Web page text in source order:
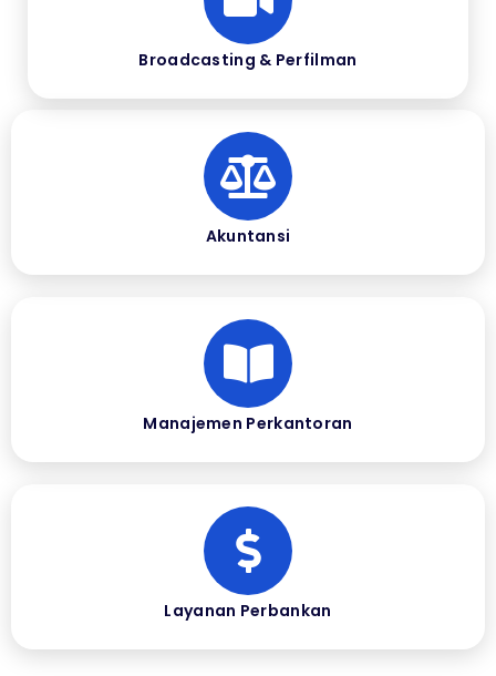
Broadcasting & Perfilman
Akuntansi
Manajemen Perkantoran
Layanan Perbankan